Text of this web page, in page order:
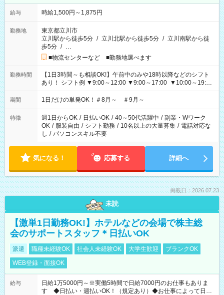
給与 時給1,500円～1,875円
勤務地
東京都立川市
立川駅から徒歩5分 / 立川北駅から徒歩5分 / 立川南駅から徒
歩5分 / …
■物流センターなど ■勤務地選べます
勤務時間
【1日3時間～も相談OK!】午前中のみや18時以降などのシフト
あり！ シフト例 ▼9:00～12:00 ▼9:00～17:00 ▼10:00～19:00
▼18:00～21:00
期間 1日だけの単発OK！＃8月～ ＃9月～
特徴 週1日からOK / 日払いOK / 40～50代活躍中 / 副業・Wワーク
OK / 服装自由 / シフト勤務 / 10名以上の大量募集 / 電話対応な
し / パソコンスキル不要
気になる！ 応募する 詳細へ
掲載日：2026.07.23
未読
【激単1日勤務OK!】ホテルなどの会場で株主総
会のサポートスタッフ＊日払いOK
派遣 職種未経験OK 社会人未経験OK 大学生歓迎
ブランクOK
WEB登録・面接OK
給与
日給1万5000円～※実働5時間で日給7000円のお仕事もありま
す ◆日払い・週払いOK！（規定あり）◆お仕事によって日給